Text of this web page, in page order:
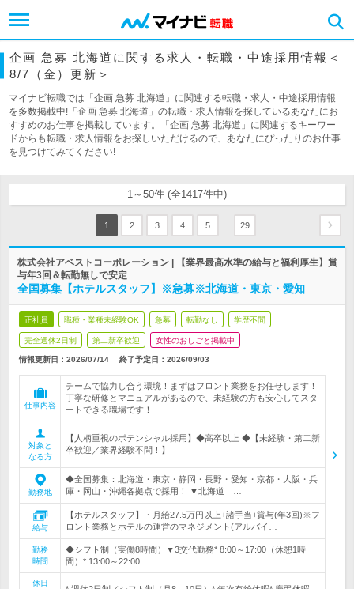
企画 急募 北海道に関する求人・転職・中途採用情報＜
8/7（金）更新＞
マイナビ転職では「企画 急募 北海道」に関連する転職・求人・中途採用情報
を多数掲載中!「企画 急募 北海道」の転職・求人情報を探しているあなたにお
すすめのお仕事を掲載しています。「企画 急募 北海道」に関連するキーワー
ドからも転職・求人情報をお探しいただけるので、あなたにぴったりのお仕事
を見つけてみてください!
1～50件 (全1417件中)
1 2 3 4 5 29
株式会社アベストコーポレーション | 【業界最高水準の給与と福利厚生】賞
与年3回＆転勤無しで安定
全国募集【ホテルスタッフ】※急募※北海道・東京・愛知
正社員 職種・業種未経験OK 急募 転勤なし 学歴不問
完全週休2日制 第二新卒歓迎 女性のおしごと掲載中
情報更新日：2026/07/14 終了予定日： 2026/09/03
仕事内容
チームで協力し合う環境！まずはフロント業務をお任せします！
丁寧な研修とマニュアルがあるので、未経験の方も安心してスタ
ートできる職場です！
対象と
なる方
【人柄重視のポテンシャル採用】◆高卒以上 ◆【未経験・第二新
卒歓迎／業界経験不問！】
勤務地
◆全国募集：北海道・東京・静岡・長野・愛知・京都・大阪・兵
庫・岡山・沖縄各拠点で採用！ ▼北海道 …
給与
【ホテルスタッフ】・月給27.5万円以上+諸手当+賞与(年3回)※フ
ロント業務とホテルの運営のマネジメント(アルバイ…
勤務
時間
◆シフト制（実働8時間）▼3交代勤務* 8:00～17:00（休憩1時
間）* 13:00～22:00…
休日